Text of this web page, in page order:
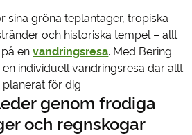
sina gröna teplantager, tropiska
och historiska tempel – allt
på envandringsresa. Med Bering
individuell vandringsresa där allt
planerat för dig.
genom frodiga
och regnskogar